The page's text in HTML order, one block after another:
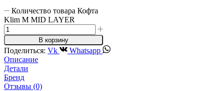
Количество товара Кофта
Klim M MID LAYER
В корзину
Поделиться: Vk
Whatsapp
Описание
Детали
Бренд
Отзывы (0)